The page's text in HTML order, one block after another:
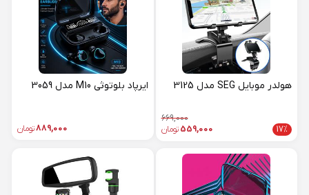
هولدر موبایل SEG مدل 3125
669,000
17%
559,000 تومان
ایرپاد بلوتوثی M10 مدل 3059
889,000تومان